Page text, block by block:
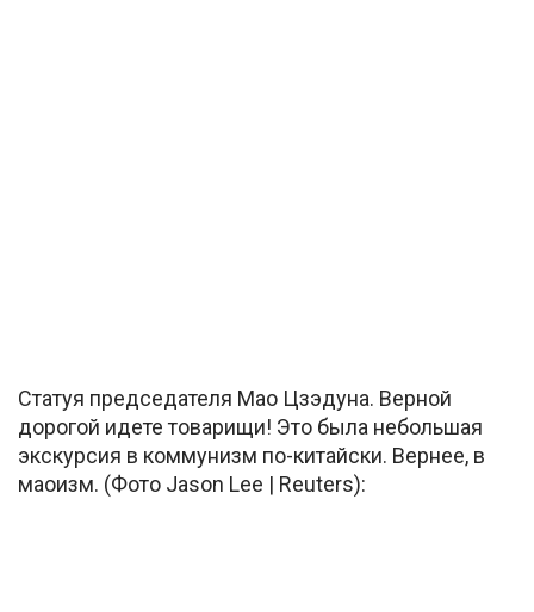
Статуя председателя Мао Цзэдуна. Верной
дорогой идете товарищи! Это была небольшая
экскурсия в коммунизм по-китайски. Вернее, в
маоизм. (Фото Jason Lee | Reuters):